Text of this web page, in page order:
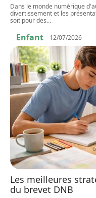
Dans le monde numérique
divertissement et les
soit pour des…
Enfant 12/07/2026
Les meilleures
du brevet DNB